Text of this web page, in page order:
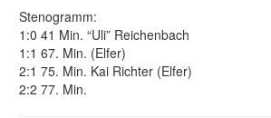
Stenogramm:
1:0 41 Min. “Uli” Reichenbach
1:1 67. Min. (Elfer)
2:1 75. Min. Kai Richter (Elfer)
2:2 77. Min.